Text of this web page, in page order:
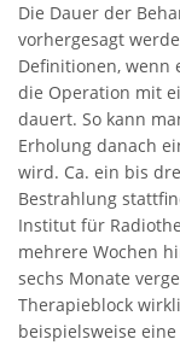
Die Dauer der
vorhergesagt
Definitionen, wenn
die Operation mit
dauert. So kann
Erholung danach
wird. Ca. ein bis
Bestrahlung
Institut für
mehrere Wochen
sechs Monate
Therapieblock
beispielsweise